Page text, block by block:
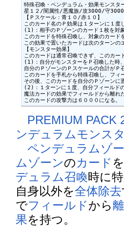
特殊召喚・ペンデュラム・効果モンスタ
星１２/闇属性/悪魔族/攻3000/守3000
【Ｐスケール：青１０/赤１０】
このカード名のＰ効果は１ターンに１度
(1)：相手のＰゾーンのカード１枚を対
このカードを特殊召喚し、対象のカード
この効果で置いたカードは次のターンの
【モンスター効果】
このカードは通常召喚できず、このカー
(1)：自分がモンスターをＰ召喚した時
自分のＰゾーンのＰスケールの合計がＰ
このカードを手札から特殊召喚し、フィ
その後、このカードを自分のＰゾーンに
(2)：１ターンに１度、自分フィールド
魔法カードの効果でフィールドから離れ
このカードの攻撃力は６０００になる。
PREMIUM PACK
ンデュラムモンス
ペンデュラムゾ
ムゾーンのカード
デュラム召喚時に
自身以外を全体除去
でフィールドから
果を持つ。